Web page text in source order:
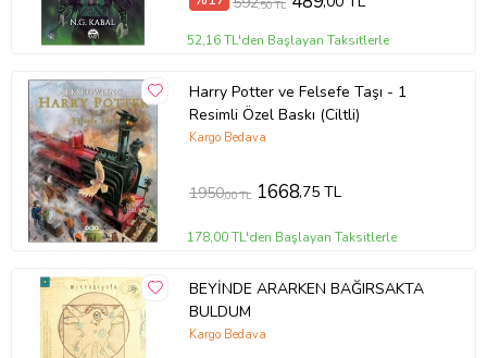
,50 TL
52,16 TL'den Başlayan Taksitlerle
Harry Potter ve Felsefe Taşı - 1
Resimli Özel Baskı (Ciltli)
Kargo Bedava
1950,00 TL 1668,75 TL
178,00 TL'den Başlayan Taksitlerle
BEYİNDE ARARKEN BAĞIRSAKTA
BULDUM
Kargo Bedava